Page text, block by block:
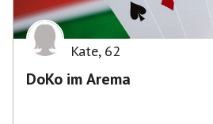
Kate, 62
DoKo im Arema